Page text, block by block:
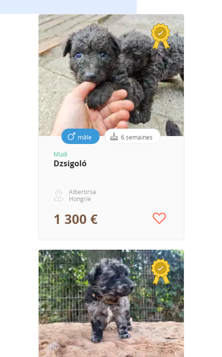
mâle 6 semaines
Mudi
Dzsigoló
Albertirsa
Hongrie
1 300 €